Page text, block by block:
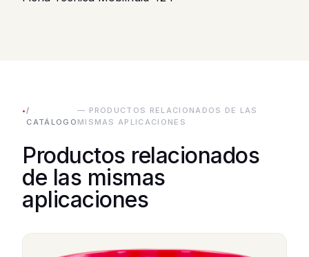
•/
CATÁLOGO
— PRODUCTOS RELACIONADOS DE LAS
MISMAS APLICACIONES
Productos relacionados
de las mismas
aplicaciones